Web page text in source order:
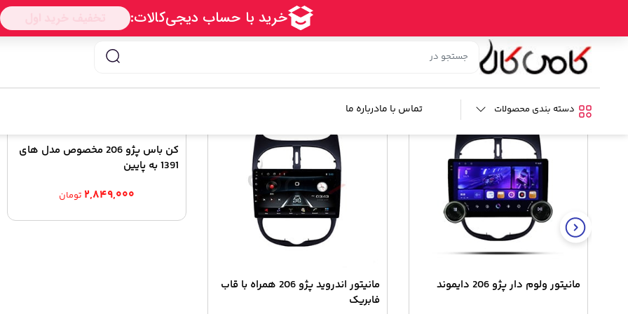
دسته بندی محصولات تماس با مادرباره ما
/ مانیتور اندروید پژو 206 8 اینچی
کالای مشابه
مانیتور ولوم دار پژو 206 دایموند
مانیتور اندروید پژو 206 همراه با قاب
فابریک
کن باس پژو 206 مخصوص مدل های
1391 به پایین
۲,۸۴۹,۰۰۰ تومان